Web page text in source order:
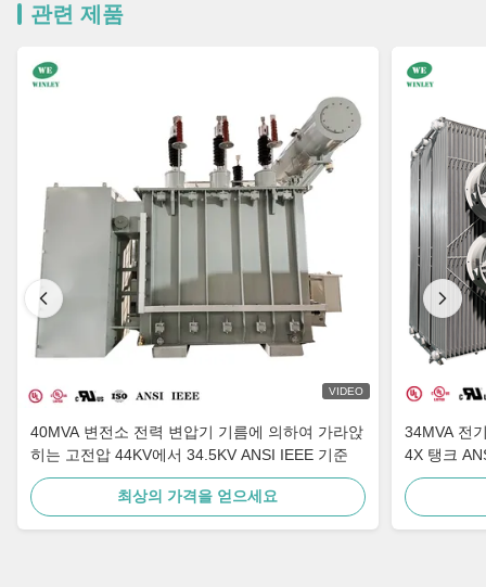
관련 제품
VIDEO
40MVA 변전소 전력 변압기 기름에 의하여 가라앉
히는 고전압 44KV에서 34.5KV ANSI IEEE 기준
최상의 가격을 얻으세요
34MVA 전
4X 탱크